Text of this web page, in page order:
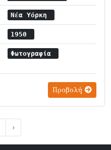
Νέα Υόρκη
1950
Φωτογραφία
Προβολή
›